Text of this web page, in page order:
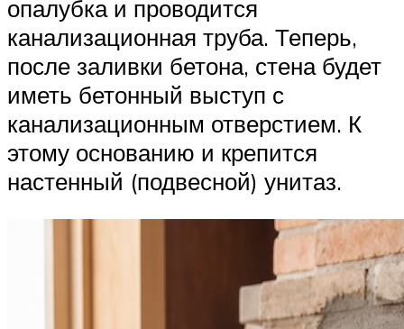
опалубка и проводится
канализационная труба. Теперь,
после заливки бетона, стена будет
иметь бетонный выступ с
канализационным отверстием. К
этому основанию и крепится
настенный (подвесной) унитаз.